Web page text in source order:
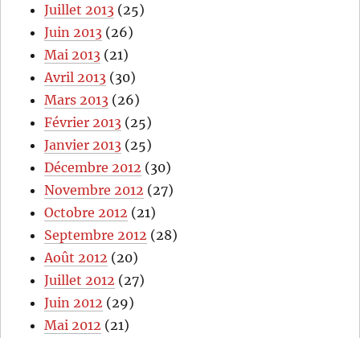
Juillet 2013 (25)
Juin 2013 (26)
Mai 2013 (21)
Avril 2013 (30)
Mars 2013 (26)
Février 2013 (25)
Janvier 2013 (25)
Décembre 2012 (30)
Novembre 2012 (27)
Octobre 2012 (21)
Septembre 2012 (28)
Août 2012 (20)
Juillet 2012 (27)
Juin 2012 (29)
Mai 2012 (21)